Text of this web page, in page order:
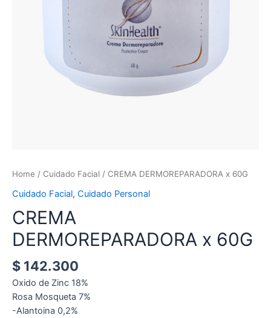
Home / Cuidado Facial / CREMA DERMOREPARADORA x 60G
Cuidado Facial, Cuidado Personal
CREMA
DERMOREPARADORA x 60G
$ 142.300
Oxido de Zinc 18%
Rosa Mosqueta 7%
-Alantoina 0,2%